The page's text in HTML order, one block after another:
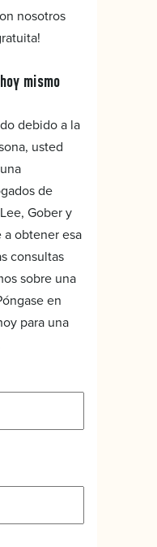
nosotros
mismo
debido a la
usted
de
Gober y
a obtener esa
consultas
sobre una
en
para una